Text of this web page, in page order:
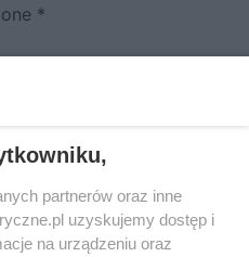
*
partnerów oraz inne
uzyskujemy dostęp i
na urządzeniu oraz